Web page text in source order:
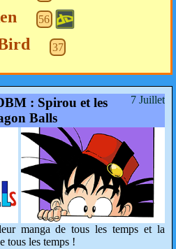
56
37
7 Juillet
: Spirou et les
Balls
manga de tous les temps et la
tous les temps !